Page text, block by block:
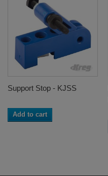
Support Stop - KJSS
Add to cart